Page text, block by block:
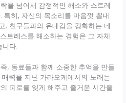
을 넘어서 감정적인 해소와 스트레
특히, 자신의 목소리를 마음껏 뽐내
, 친구들과의 유대감을 강화하는 데
트레스를 해소하는 경험은 그 자체
다.
, 동료들과 함께 소중한 추억을 만들
력을 지닌 가라오케에서의 노래는
피로를 잊게 해주고 즐거운 시간을